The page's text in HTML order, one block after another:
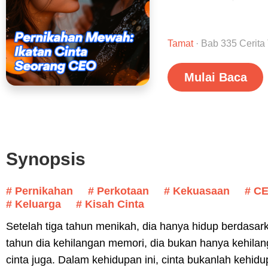
Tamat· Bab 335 Cerita
Mulai Baca
Synopsis
# Pernikahan # Perkotaan # Kekuasaan
#
# Keluarga
# Kisah Cinta
Setelah tiga tahun menikah, dia hanya hidup
tahun dia kehilangan memori, dia bukan hanya
cinta juga. Dalam kehidupan ini, cinta bukanlah